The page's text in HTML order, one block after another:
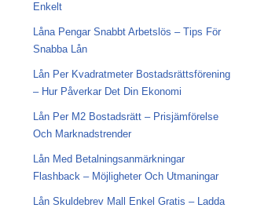
Enkelt
Låna Pengar Snabbt Arbetslös – Tips För
Snabba Lån
Lån Per Kvadratmeter Bostadsrättsförening
– Hur Påverkar Det Din Ekonomi
Lån Per M2 Bostadsrätt – Prisjämförelse
Och Marknadstrender
Lån Med Betalningsanmärkningar
Flashback – Möjligheter Och Utmaningar
Lån Skuldebrev Mall Enkel Gratis – Ladda